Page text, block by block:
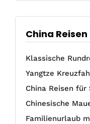
China Reisen
Klassische
Yangtze
China Reisen für
Chinesische
Familienurlaub